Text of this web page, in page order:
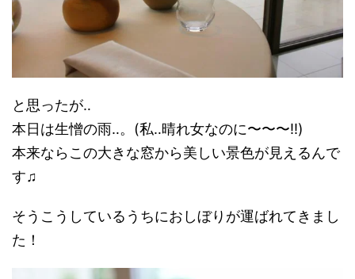
と思ったが‥
本日は生憎の雨‥。(私‥晴れ女なのに〜〜〜!!)
本来ならこの大きな窓から美しい景色が見えるんで
す♫
そうこうしているうちにおしぼりが運ばれてきまし
た！